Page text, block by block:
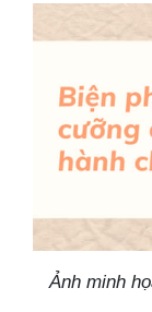
Ảnh minh